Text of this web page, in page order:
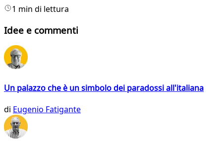
1 min di lettura
Idee e commenti
Un palazzo che è un simbolo dei paradossi all'italiana
di Eugenio Fatigante